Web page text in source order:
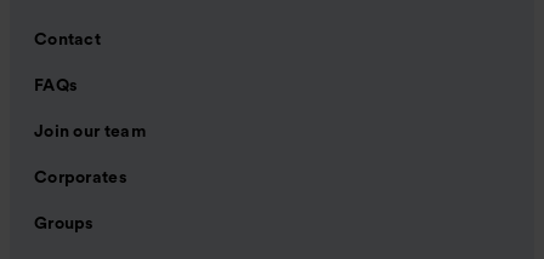
Contact
FAQs
Join our team
Corporates
Groups